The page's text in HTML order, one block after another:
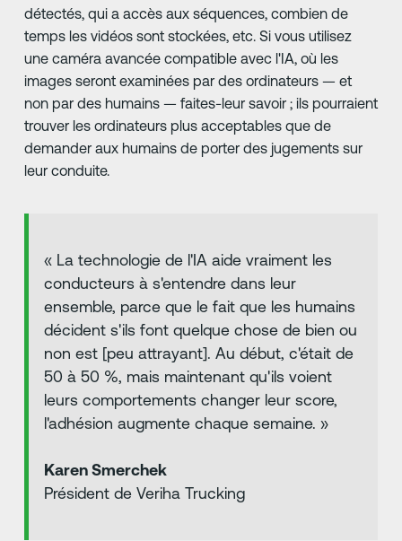
détectés, qui a accès aux séquences, combien de
temps les vidéos sont stockées, etc. Si vous utilisez
une caméra avancée compatible avec l'IA, où les
images seront examinées par des ordinateurs — et
non par des humains — faites-leur savoir ; ils pourraient
trouver les ordinateurs plus acceptables que de
demander aux humains de porter des jugements sur
leur conduite.
« La technologie de l'IA aide vraiment les
conducteurs à s'entendre dans leur
ensemble, parce que le fait que les humains
décident s'ils font quelque chose de bien ou
non est [peu attrayant]. Au début, c'était de
50 à 50 %, mais maintenant qu'ils voient
leurs comportements changer leur score,
l'adhésion augmente chaque semaine. »
Karen Smerchek
Président de Veriha Trucking